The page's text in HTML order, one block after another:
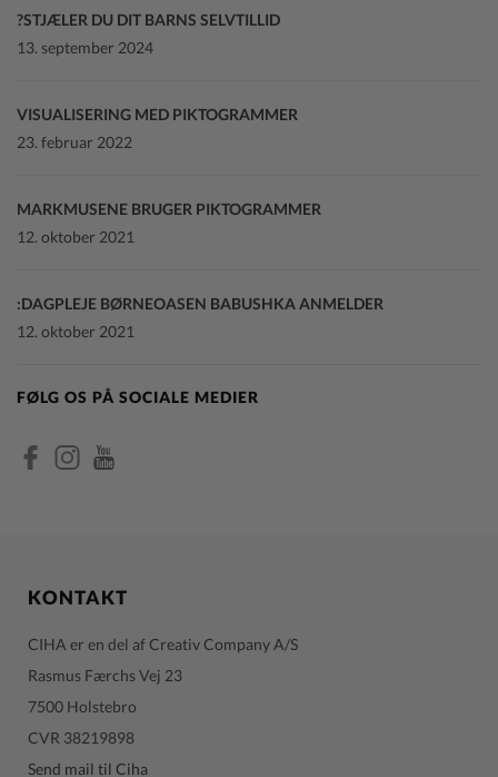
STJÆLER DU DIT BARNS SELVTILLID?
13. september 2024
VISUALISERING MED PIKTOGRAMMER
23. februar 2022
MARKMUSENE BRUGER PIKTOGRAMMER
12. oktober 2021
DAGPLEJE BØRNEOASEN BABUSHKA ANMELDER:
12. oktober 2021
FØLG OS PÅ SOCIALE MEDIER
KONTAKT
CIHA er en del af Creativ Company A/S
Rasmus Færchs Vej 23
7500 Holstebro
CVR 38219898
Send mail til Ciha